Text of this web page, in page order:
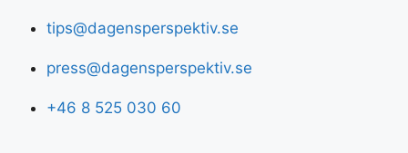
tips@dagensperspektiv.se
press@dagensperspektiv.se
+46 8 525 030 60